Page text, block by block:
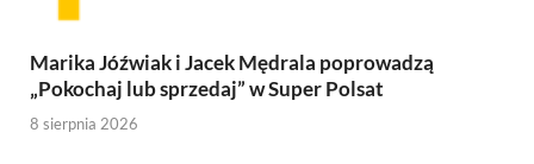
Marika Jóźwiak i Jacek Mędrala poprowadzą
„Pokochaj lub sprzedaj” w Super Polsat
8 sierpnia 2026